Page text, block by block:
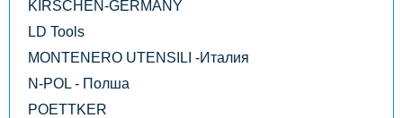
KIRSCHEN-GERMANY
LD Tools
MONTENERO UTENSILI -Италия
N-POL - Полша
POETTKER